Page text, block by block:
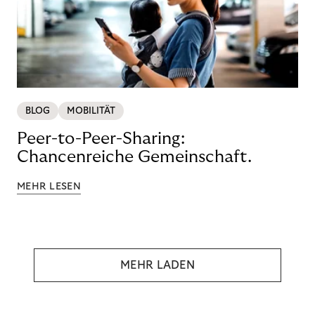
BLOG MOBILITÄT
Peer-to-Peer-Sharing:
Chancenreiche Gemeinschaft.
MEHR LESEN
MEHR LADEN